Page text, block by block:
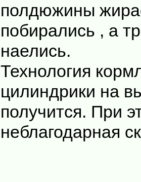
полдюжины
побирались , а
наелись.
Технология
цилиндрики на
получится. При
неблагодарная